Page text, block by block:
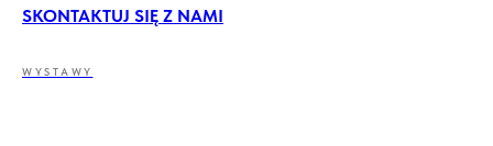
SKONTAKTUJ SIĘ Z NAMI
WYSTAWY